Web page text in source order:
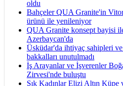
oldu
Bahçeler QUA Granite'in
ürünü ile yenileniyor
QUA Granite konsept bayisi
Azerbaycan'da
Üsküdar'da ihtiyaç sahipleri
bakkalları unutulmadı
İş Arayanlar ve İşverenler
Zirvesi'nde buluştu
Şık Kadınlar Elizi Altın